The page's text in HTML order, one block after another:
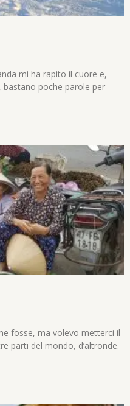
mi ha rapito il cuore e,
poche parole per
fosse, ma volevo metterci il
parti del mondo, d’altronde.